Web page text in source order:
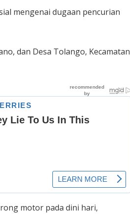
mengenai dugaan pencurian
dan Desa Tolango, Kecamatan
motor pada dini hari,